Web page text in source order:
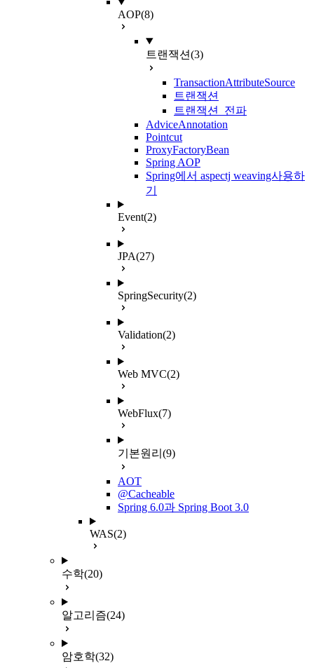
AOP(8)
트랜잭션(3)
TransactionAttributeSource
트랜잭션
트랜잭션 전파
AdviceAnnotation
Pointcut
ProxyFactoryBean
Spring AOP
Spring에서 aspectj weaving사용하
기
Event(2)
JPA(27)
SpringSecurity(2)
Validation(2)
Web MVC(2)
WebFlux(7)
기본원리 (9)
AOT
@Cacheable
Spring 6.0과 Spring Boot 3.0
WAS(2)
수학(20)
알고리즘(24)
암호학(32)